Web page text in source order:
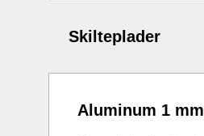
Skilteplader
Aluminum 1 mm